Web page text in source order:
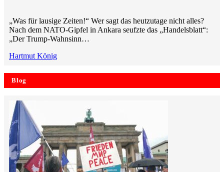
„Was für lausige Zeiten!“ Wer sagt das heutzutage nicht alles?
Nach dem NATO-Gipfel in Ankara seufzte das „Handelsblatt“:
„Der Trump-Wahnsinn…
Hartmut König
Blog